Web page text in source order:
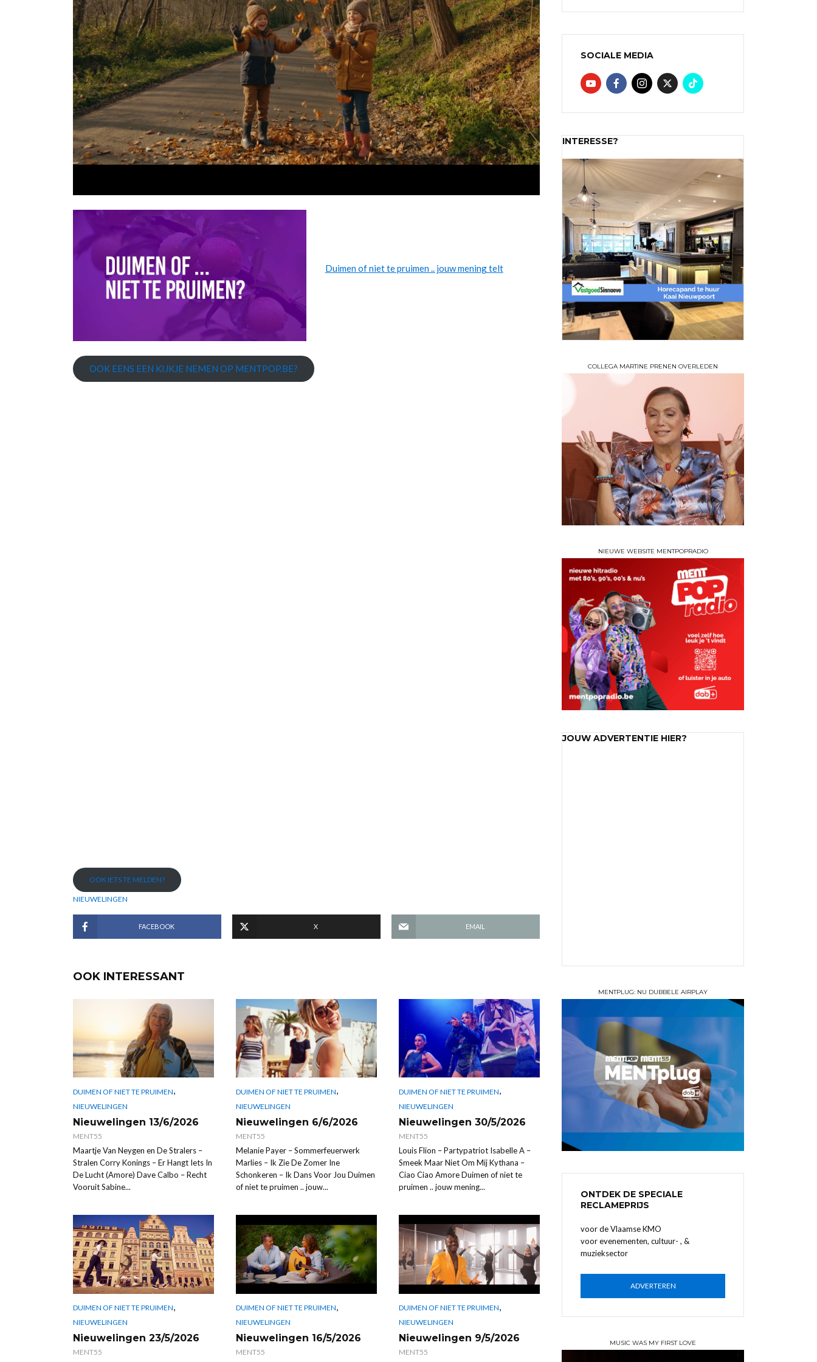
Duimen of niet te pruimen .. jouw mening telt
OOK EENS EEN KIJKJE NEMEN OP MENTPOP.BE?
OOK IETS TE MELDEN?
NIEUWELINGEN
FACEBOOK X EMAIL
OOK INTERESSANT
DUIMEN OF NIET TE PRUIMEN,
NIEUWELINGEN
Nieuwelingen 13/6/2026
MENT55
Maartje Van Neygen en De Stralers –
Stralen Corry Konings – Er Hangt Iets In
De Lucht (Amore) Dave Calbo – Recht
Vooruit Sabine...
DUIMEN OF NIET TE PRUIMEN,
NIEUWELINGEN
Nieuwelingen 6/6/2026
MENT55
Melanie Payer – Sommerfeuerwerk
Marlies – Ik Zie De Zomer Ine
Schonkeren – Ik Dans Voor Jou Duimen
of niet te pruimen .. jouw...
DUIMEN OF NIET TE PRUIMEN,
NIEUWELINGEN
Nieuwelingen 30/5/2026
MENT55
Louis Flion – Partypatriot Isabelle A –
Smeek Maar Niet Om Mij Kythana –
Ciao Ciao Amore Duimen of niet te
pruimen .. jouw mening...
DUIMEN OF NIET TE PRUIMEN,
NIEUWELINGEN
Nieuwelingen 23/5/2026
MENT55
DUIMEN OF NIET TE PRUIMEN,
NIEUWELINGEN
Nieuwelingen 16/5/2026
MENT55
DUIMEN OF NIET TE PRUIMEN,
NIEUWELINGEN
Nieuwelingen 9/5/2026
MENT55
SOCIALE MEDIA
INTERESSE?
COLLEGA MARTINE PRENEN OVERLEDEN
NIEUWE WEBSITE MENTPOPRADIO
JOUW ADVERTENTIE HIER?
MENTPLUG: NU DUBBELE AIRPLAY
ONTDEK DE SPECIALE
RECLAMEPRIJS
voor de Vlaamse KMO
voor evenementen, cultuur- , &
muzieksector
ADVERTEREN
MUSIC WAS MY FIRST LOVE